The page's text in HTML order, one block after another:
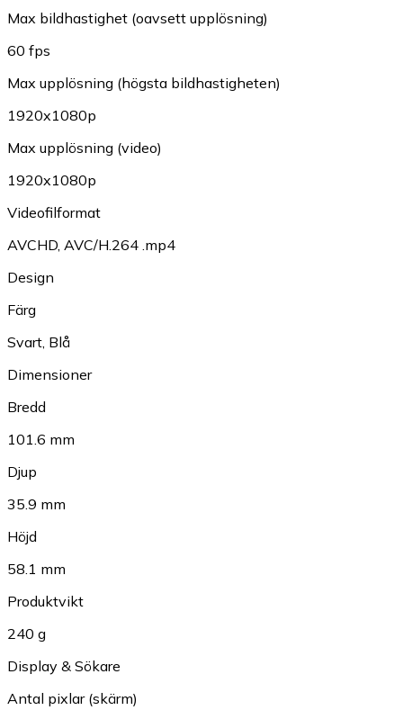
Max bildhastighet (oavsett upplösning)
60 fps
Max upplösning (högsta bildhastigheten)
1920x1080p
Max upplösning (video)
1920x1080p
Videofilformat
AVCHD, AVC/H.264 .mp4
Design
Färg
Svart, Blå
Dimensioner
Bredd
101.6 mm
Djup
35.9 mm
Höjd
58.1 mm
Produktvikt
240 g
Display & Sökare
Antal pixlar (skärm)